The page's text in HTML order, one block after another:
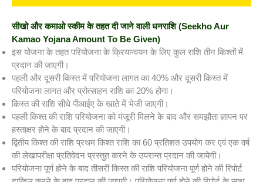
सीखो और कमाओ स्कीम के तहत दी जाने वाली धनराशि(Seekho Aur
Kamao Yojana Amount To Be Given)
इस योजना के तहत परियोजना के क्रियान्वयन के लिए कुल राशि तीन किश्तों में
प्रदान की जाएगी।
पहली और दूसरी किस्त में परियोजना लागत का 40% और दूसरी किस्त में
परियोजना लागत और प्रोत्साहन राशि का 20% होगा।
किस्त की राशि सीधे पीआईए के खाते में भेजी जाएगी।
पहली किश्त की राशि परियोजना को मंजूरी मिलने के बाद और समझौता ज्ञापन पर
हस्ताक्षर होने के बाद प्रदान की जाएगी।
द्वितीय किश्त की राशि प्रथम किश्त राशि का 60 प्रतिशत उपयोग कर एवं एक वर्ष
की लेखापरीक्षा प्रतिवेदन प्रस्तुत करने के उपरान्त प्रदान की जायेगी।
परियोजना पूर्ण होने के बाद तीसरी किस्त की राशि परियोजना पूर्ण होने की रिपोर्ट